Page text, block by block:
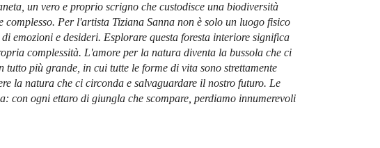
un vero e proprio scrigno che custodisce una biodiversità
Per l'artista Tiziana Sanna non è solo un luogo fisico
emozioni e desideri. Esplorare questa foresta interiore significa
complessità. L'amore per la natura diventa la bussola che ci
più grande, in cui tutte le forme di vita sono strettamente
la natura che ci circonda e salvaguardare il nostro futuro. Le
con ogni ettaro di giungla che scompare, perdiamo innumerevoli